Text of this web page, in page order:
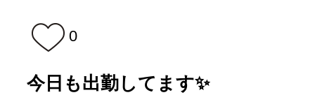
0
今日も出勤してます✨️